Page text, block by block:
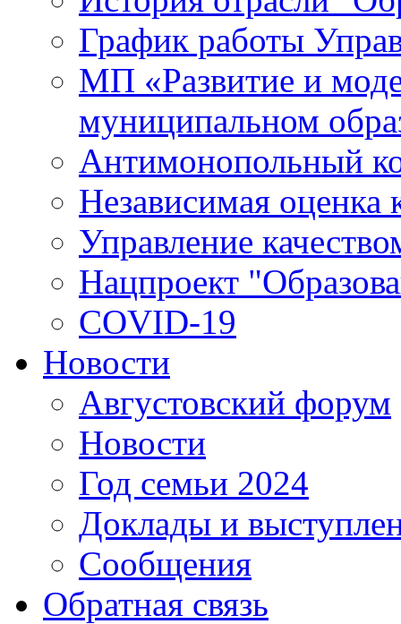
График работы
МП «Развитие и
муниципальном
Антимонопольный
Независимая оценка
Управление
Нацпроект
COVID-19
Новости
Августовский форум
Новости
Год семьи 2024
Доклады и
Сообщения
Обратная связь